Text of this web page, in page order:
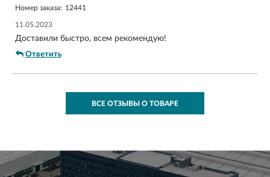
Номер заказа: 12441
11.05.2023
Доставили быстро, всем рекомендую!
Ответить
ВСЕ ОТЗЫВЫ О ТОВАРЕ